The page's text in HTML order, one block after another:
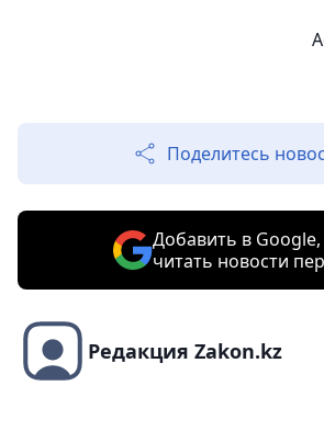
Поделитесь
Добавить в
читать новости
Редакция Zakon.kz